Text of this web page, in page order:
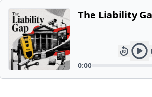
The Liability
0:00